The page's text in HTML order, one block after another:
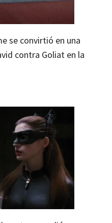
se convirtió en una
contra Goliat en la